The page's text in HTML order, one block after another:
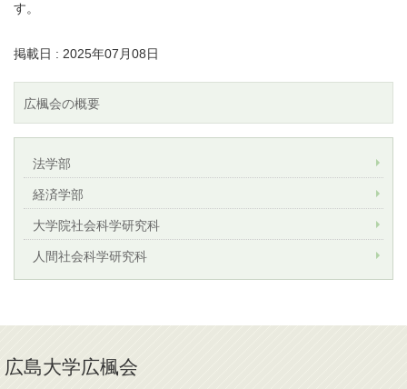
す。
掲載日 : 2025年07月08日
広楓会の概要
法学部
経済学部
大学院社会科学研究科
人間社会科学研究科
広島大学広楓会